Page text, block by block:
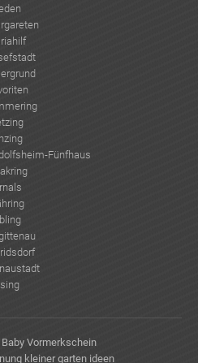
Fünfhaus
Vormerkschein
kleiner garten ideen